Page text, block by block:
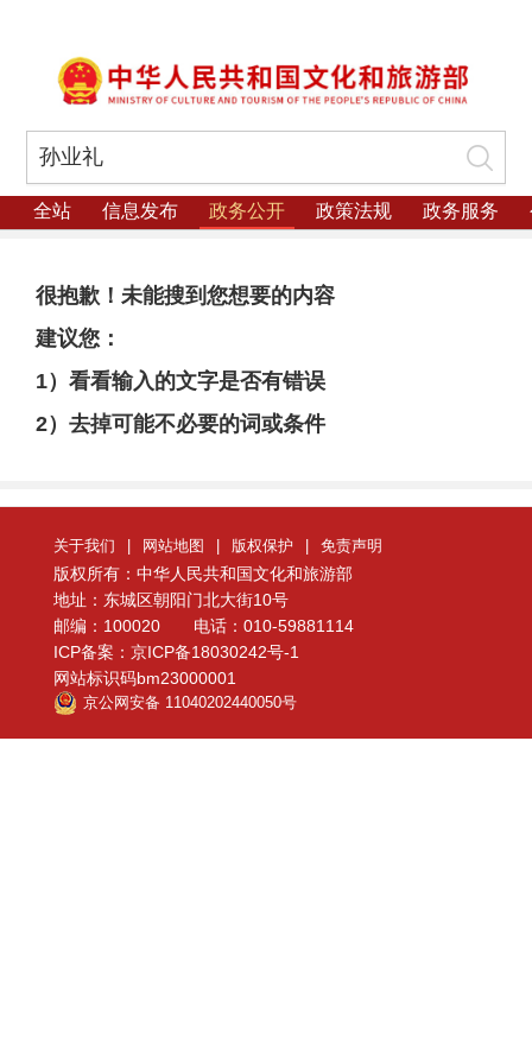
全站 信息发布 政务公开 政策法规 政务服务
很抱歉！未能搜到您想要的内容
建议您：
1）看看输入的文字是否有错误
2）去掉可能不必要的词或条件
关于我们 | 网站地图 | 版权保护 | 免责声明
版权所有：中华人民共和国文化和旅游部
地址：东城区朝阳门北大街10号
邮编：100020 电话：010-59881114
ICP备案：京ICP备18030242号-1
网站标识码bm23000001
京公网安备 11040202440050号